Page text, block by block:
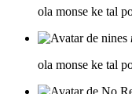
ola monse ke tal
ola monse ke tal